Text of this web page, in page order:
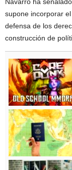
supone incorporar
defensa de los
construcción de